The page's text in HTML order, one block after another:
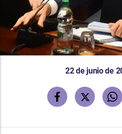
22 de junio de